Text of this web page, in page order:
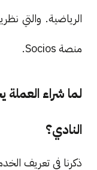
الرياضية. والتي
منصة Socios.
لما شراء
النادي؟